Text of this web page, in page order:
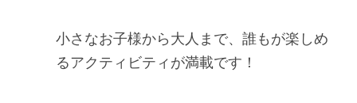
小さなお子様から大人まで、誰もが楽しめ
るアクティビティが満載です！